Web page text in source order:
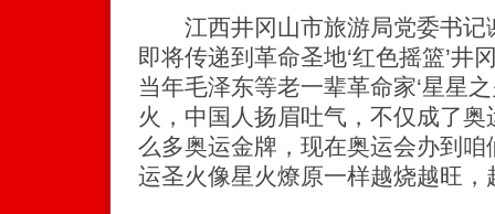
江西井冈山市旅游局党委书记
即将传递到革命圣地‘红色摇篮’井
当年毛泽东等老一辈革命家‘星星
火，中国人扬眉吐气，不仅成了
么多奥运金牌，现在奥运会办到
运圣火像星火燎原一样越烧越旺